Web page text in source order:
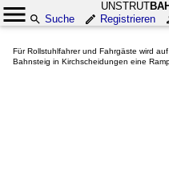
UNSTRUT
Suche
Registrieren
Für Rollstuhlfahrer und Fahrgäste wird
Bahnsteig in Kirchscheidungen eine